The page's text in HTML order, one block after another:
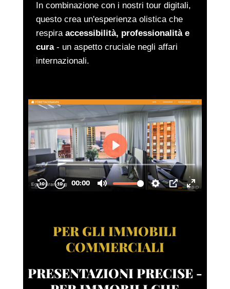
In combinazione con i nostri tour digitali,
questo crea un'esperienza olistica che
respira accessibilità, professionalità e
cura- un aspetto cruciale negli affari
internazionali.
PER GLI IMMOBILI
COMMERCIALI
PRESENTAZIONI PRECISE -